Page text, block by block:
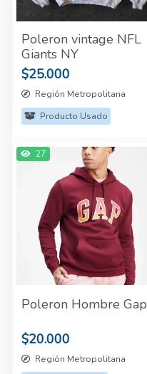
Poleron vintage NFL
Giants NY
$25.000
Región Metropolitana
Producto Usado
27
Poleron Hombre Gap
$20.000
Región Metropolitana